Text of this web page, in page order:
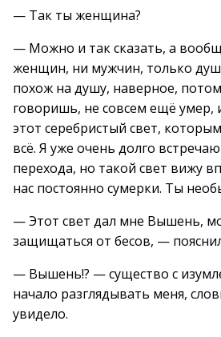
— Так ты женщина?
— Можно и так сказать, а
женщин, ни мужчин, только
похож на душу, наверное,
говоришь, не совсем ещё умер,
этот серебристый свет,
всё. Я уже очень долго
перехода, но такой свет вижу
нас постоянно сумерки. Ты
— Этот свет дал мне Вышень,
защищаться от бесов, —
— Вышень!? — существо с
начало разглядывать меня,
увидело.